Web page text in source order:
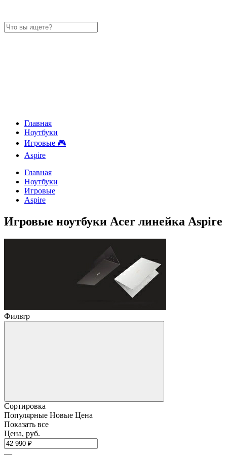
Главная
Ноутбуки
Игровые 🎮
Aspire
Главная
Ноутбуки
Игровые
Aspire
Игровые ноутбуки Acer линейка Aspire
Фильтр
Сортировка
Популярные Новые Цена
Показать все
Цена, руб.
—